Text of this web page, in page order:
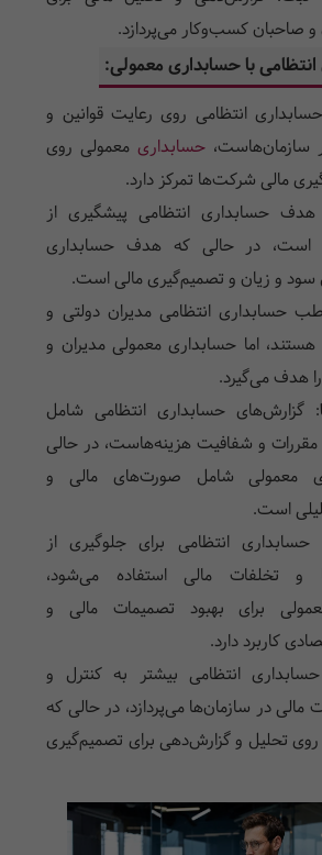
صاحبان کسب‌وکار می‌پردازد.
با حسابداری معمولی:
حسابداری انتظامی روی رعایت قوانین و
سازمان‌هاست، حسابداریمعمولی روی
مالی شرکت‌ها تمرکز دارد.
هدف حسابداری انتظامی پیشگیری از
است، در حالی که هدف حسابداری
سود و زیان و تصمیم‌گیری مالی است.
حسابداری انتظامی مدیران دولتی و
هستند، اما حسابداری معمولی مدیران و
هدف می‌گیرد.
: گزارش‌های حسابداری انتظامی شامل
و شفافیت هزینه‌هاست، در حالی
معمولی شامل صورت‌های مالی و
است.
حسابداری انتظامی برای جلوگیری از
و تخلفات مالی استفاده می‌شود،
برای بهبود تصمیمات مالی و
کاربرد دارد.
انتظامی بیشتر به کنترل و
در سازمان‌ها می‌پردازد، در حالی که
تحلیل و گزارش‌دهی برای تصمیم‌گیری